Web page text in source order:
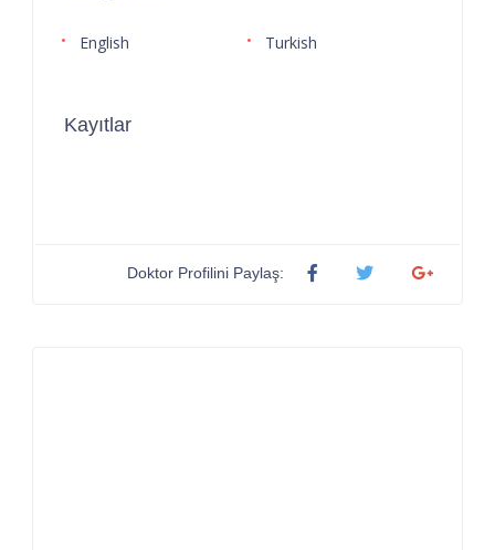
English Turkish
Kayıtlar
Doktor Profilini Paylaş: